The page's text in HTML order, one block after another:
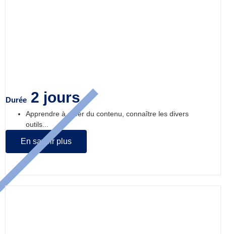
Durée 2 jours
Apprendre à créer du contenu, connaître les divers
outils...
En savoir plus